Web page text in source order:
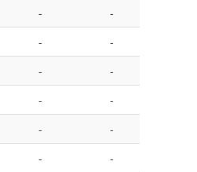
-
-
-
-
-
-
-
-
-
-
-
-